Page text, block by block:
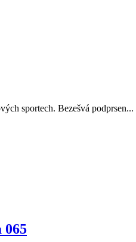
sportech. Bezešvá podprsen...
065